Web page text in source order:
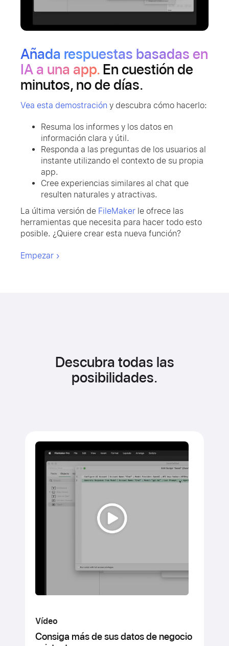
Añada respuestas basadas en
IA a una app. En cuestión de
minutos, no de días.
Vea esta demostración y descubra cómo hacerlo:
Resuma los informes y los datos en
información clara y útil.
Responda a las preguntas de los usuarios al
instante utilizando el contexto de su propia
app.
Cree experiencias similares al chat que
resulten naturales y atractivas.
La última versión de FileMaker le ofrece las
herramientas que necesita para hacer todo esto
posible. ¿Quiere crear esta nueva función?
Empezar
Descubra todas las
posibilidades.
Vídeo
Consiga más de sus datos de negocio